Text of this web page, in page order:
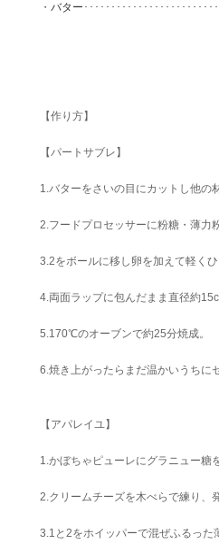
・ バター ････････････････････････
【作り方】
【パートサブレ】
1.バターをさいの目にカットし他の
2.フードプロセッサーに粉糖・薄力
3.2をボールに移し卵を加えて軽く
4.両面ラップに包んだまま直径約
5.170℃のオーブンで約25分焼成。
6.焼き上がったらまだ温かいうちに
【アパレイユ】
1.かぼちゃピューレにグラニュー糖
2.クリームチーズを木べらで練り、
3.1と2をホイッパーで混ぜふるっ